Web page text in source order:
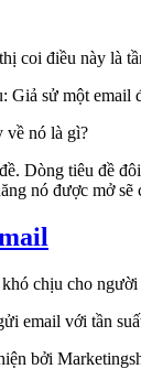
coi điều này là
Giả sử một email
về nó là gì?
Dòng tiêu đề
nó được mở sẽ
chịu cho
email với tần
bởi